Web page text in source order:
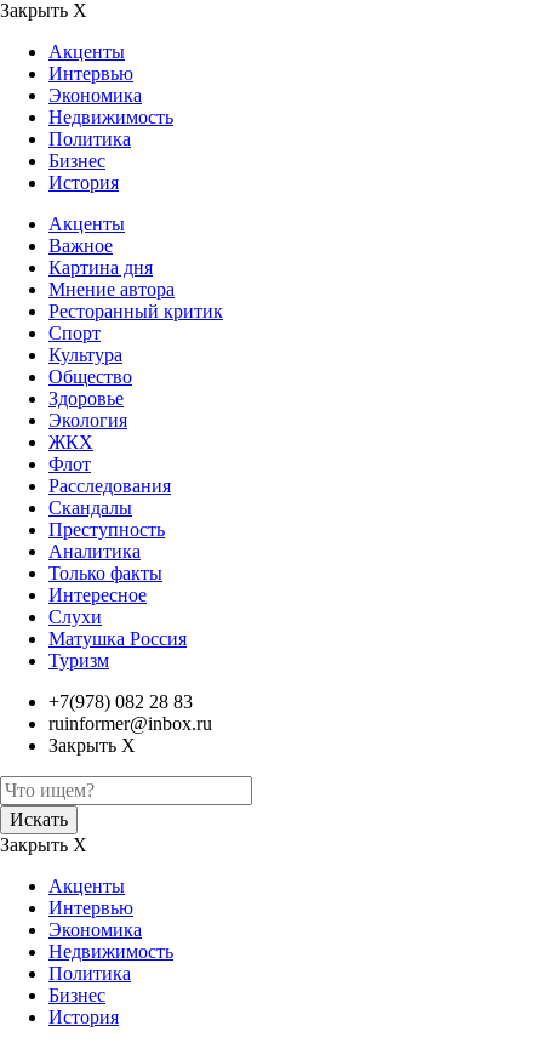
Закрыть Х
Акценты
Интервью
Экономика
Недвижимость
Политика
Бизнес
История
Акценты
Важное
Картина дня
Мнение автора
Ресторанный критик
Спорт
Культура
Общество
Здоровье
Экология
ЖКХ
Флот
Расследования
Скандалы
Преступность
Аналитика
Только факты
Интересное
Слухи
Матушка Россия
Туризм
+7(978) 082 28 83
ruinformer@inbox.ru
Закрыть Х
Искать
Закрыть Х
Акценты
Интервью
Экономика
Недвижимость
Политика
Бизнес
История